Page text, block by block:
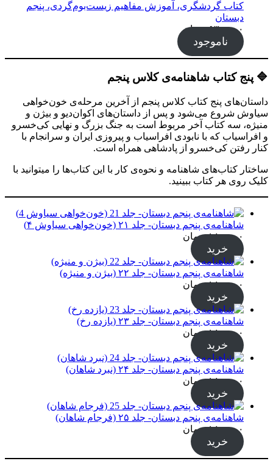
کتاب گردشگری، آموزش مفاهیم زیست‌بوم‌گردی، پنجم
دبستان
۵۳۰,۰۰۰ تومان
ناموجود
🔷 پنج کتاب شاهنامه‌ی کلاس پنجم
داستان‌های پنج کتاب کلاس پنجم از آخرین مرحله‌ی خون‌خواهی
سیاوش شروع می‌شود و پس از داستان‌های اکوان‌دیو و بیژن و
منیژه، سه کتاب آخر مربوط است به جنگ بزرگ و نهایی کی‌خسرو
و افراسیاب که با نابودی افراسیاب و پیروزی ایران و سرانجام با
کنار رفتن کی‌خسرو از پادشاهی همراه است.
ساختار کتاب‌های شاهنامه و نحوه‌ی کار با این کتاب‌ها را میتوانید با
کلیک روی هر کتاب ببینید.
شاهنامه‌ی پنجم دبستان- جلد ۲۱ (خون‌خواهی سیاوش ۴)
۱۸۰,۰۰۰ تومان
خرید
شاهنامه‌ی پنجم دبستان- جلد ۲۲ (بیژن و منیژه)
۱۸۰,۰۰۰ تومان
خرید
شاهنامه‌ی پنجم دبستان- جلد ۲۳ (یازده رخ)
۱۸۰,۰۰۰ تومان
خرید
شاهنامه‌ی پنجم دبستان- جلد ۲۴ (نبرد شاهان)
۱۸۰,۰۰۰ تومان
خرید
شاهنامه‌ی پنجم دبستان- جلد ۲۵ (فرجام شاهان)
۱۸۰,۰۰۰ تومان
خرید